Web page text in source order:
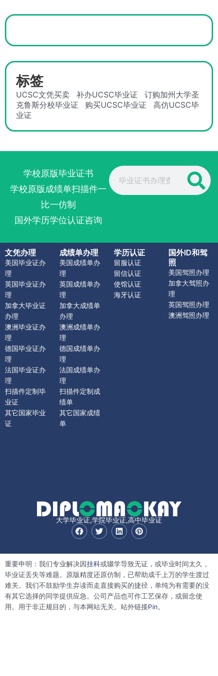
标签
UCSC文凭买卖 补办UCSC毕业证
订购加州大学圣
克鲁斯分校毕业证
购买UCSC毕业证
高仿UCSC毕
业证
学校原版毕业证书
学校原版成绩单扫描件一
比一仿制
国外学历学位认证咨询
Search
文凭办理
美国毕业证办
理
英国毕业证办
理
加拿大毕业证
办理
澳洲毕业证办
理
德国毕业证办
理
法国毕业证办
理
扫描件定制毕
业证
其它国家毕业
证
成绩单办理
美国成绩单办
理
英国成绩单办
理
加拿大成绩单
办理
澳洲成绩单办
理
德国成绩单办
理
法国成绩单办
理
扫描件定制成
绩单
其它国家成绩
单
学历认证
留服认证
留信认证
使馆认证
海牙认证
国外ID和驾
照
美国驾照办理
加拿大驾照办
理
英国驾照办理
澳洲驾照办理
大学毕业证,学院毕业证,高中毕业证
F
a
o
o
k
T
w
t
e
r
L
i
d
i
n
P
i
r
e
s
t
重要申明：我们专业解决因挂科或辍学导致无证，或毕业时间太久，
毕业证丢失等难题。原版精度还原仿制，已帮助成千上万的学生渡过
难关。我们不鼓励学生弃读而走直接购买的捷径，单纯为有需要的没
有其它选择的同学提供应急。公司产品也可作工艺保存，或留念使
用。用于非正规目的，与本网站无关。站外链接Pin。